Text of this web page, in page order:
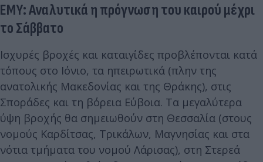
ΕΜΥ: Αναλυτικά η πρόγνωση του καιρού μέχρι
το Σάββατο
Ισχυρές βροχές και καταιγίδες προβλέπονται κατά
τόπους στο Ιόνιο, τα ηπειρωτικά (πλην της
ανατολικής Μακεδονίας και της Θράκης), στις
Σποράδες και τη βόρεια Εύβοια. Τα μεγαλύτερα
ύψη βροχής θα σημειωθούν στη Θεσσαλία (στους
νομούς Καρδίτσας, Τρικάλων, Μαγνησίας και στα
νότια τμήματα του νομού Λάρισας), στη Στερεά